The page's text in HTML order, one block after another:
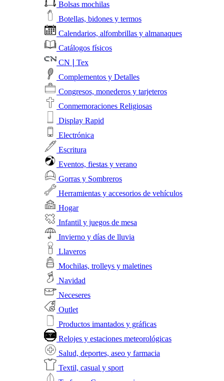
Bolsas mochilas
Botellas, bidones y termos
Calendarios, alfombrillas y almanaques
Catálogos físicos
CN❘Tex
Complementos y Detalles
Congresos, monederos y tarjeteros
Conmemoraciones Religiosas
Display Rapid
Electrónica
Escritura
Eventos, fiestas y verano
Gorras y Sombreros
Herramientas y accesorios de vehículos
Hogar
Infantil y juegos de mesa
Invierno y días de lluvia
Llaveros
Mochilas, trolleys y maletines
Navidad
Neceseres
Outlet
Productos imantados y gráficas
Relojes y estaciones meteorológicas
Salud, deportes, aseo y farmacia
Textil, casual y sport